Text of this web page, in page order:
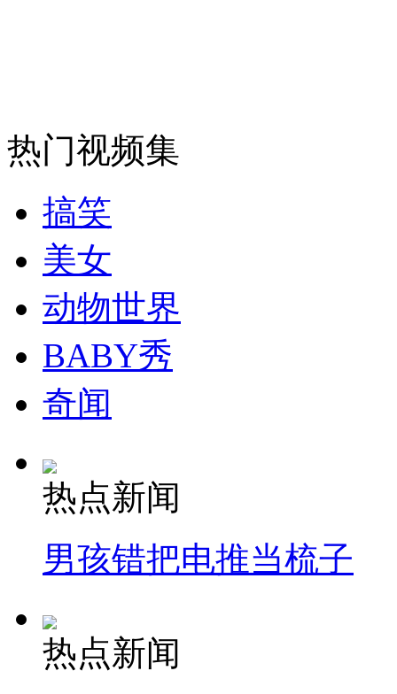
安徽一实载49人客车翻车
走！跟着总书记去植树
消防员救轻生者 花炮节热闹非凡
纽约上演“枕头大战”
热门视频集
搞笑
美女
动物世界
BABY秀
奇闻
热点新闻
男孩错把电推当梳子
热点新闻